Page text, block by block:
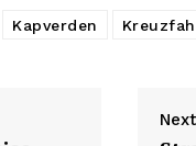
Kapverden